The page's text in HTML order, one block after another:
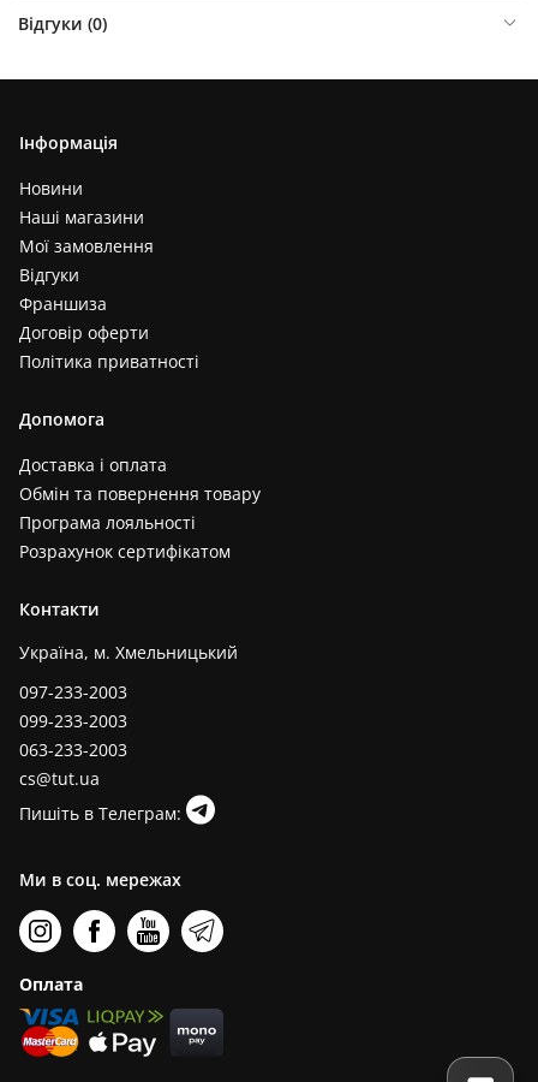
Відгуки (0)
Інформація
Новини
Наші магазини
Мої замовлення
Відгуки
Франшиза
Договір оферти
Політика приватності
Допомога
Доставка і оплата
Обмін та повернення товару
Програма лояльності
Розрахунок сертифікатом
Контакти
Україна, м. Хмельницький
097-233-2003
099-233-2003
063-233-2003
cs@tut.ua
Пишіть в Телеграм:
Ми в соц. мережах
Оплата